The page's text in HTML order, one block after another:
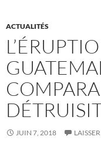
ACTUALITÉS
JUIN 7, 2018